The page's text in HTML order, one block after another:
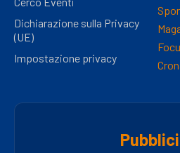
Dichiarazione sulla Privacy
(UE)
Impostazione privacy